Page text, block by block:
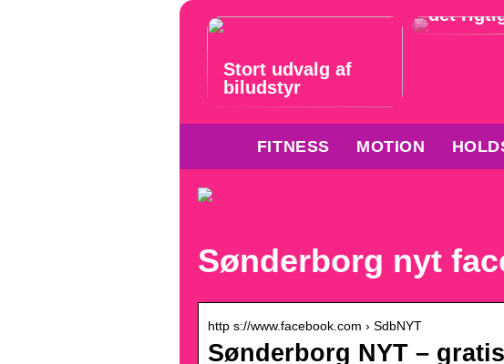
Stort udvalg af
biludstyr
det
FITNESS MOTION
Sønderborg nyt
http s://www.facebook.com › SdbNYT
Sønderborg NYT –